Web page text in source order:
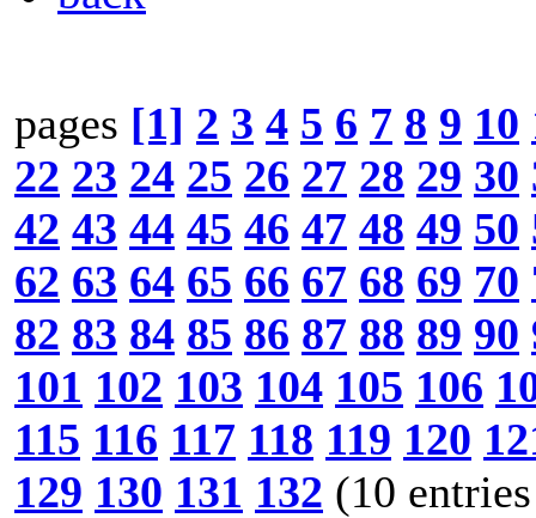
pages [1] 2 3 4 5 6 7 8 9 10
22 23 24 25 26 27 28 29 30
42 43 44 45 46 47 48 49 50
62 63 64 65 66 67 68 69 70
82 83 84 85 86 87 88 89 90
101 102 103 104 105 106
115 116 117 118 119 120
129 130 131 132 (10